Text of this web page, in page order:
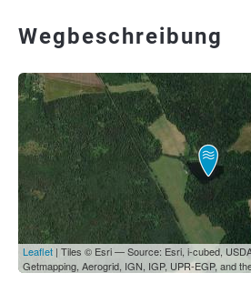
Wegbeschreibung
Leaflet | Tiles © Esri — Source: Esri, i-cubed,
Getmapping, Aerogrid, IGN, IGP, UPR-EGP, and